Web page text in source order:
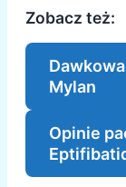
Zobacz też:
Mylan
Opinie